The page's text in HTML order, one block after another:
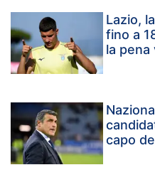
Lazio,
fino a
la
capo